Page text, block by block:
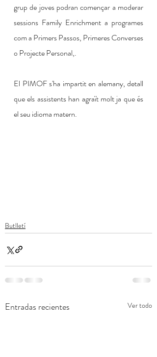
grup de joves podran començar a moderar
sessions Family Enrichment a programes
com a Primers Passos, Primeres Converses
o Projecte Personal,.
El PIMOF s'ha impartit en alemany, detall
que els assistents han agraït molt ja que és
el seu idioma matern.
Butlletí
Entradas recientes Ver todo